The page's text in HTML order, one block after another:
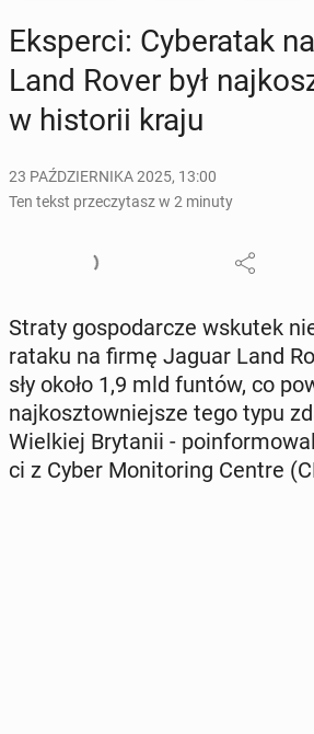
Eks­per­ci: Cy­be­ra­tak
Land Rover był
w hi­sto­rii kraju
23 PAŹDZIERNIKA 2025, 13:00
Ten tekst przeczytasz w 2 minuty
Straty go­spo­dar­cze wskutek
ra­ta­ku na firmę Jaguar Land
sły około 1,9 mld funtów, co
naj­kosz­tow­niej­sze tego typu
Wiel­kiej Bry­ta­nii -
ci z Cyber Mo­ni­to­ring Centre